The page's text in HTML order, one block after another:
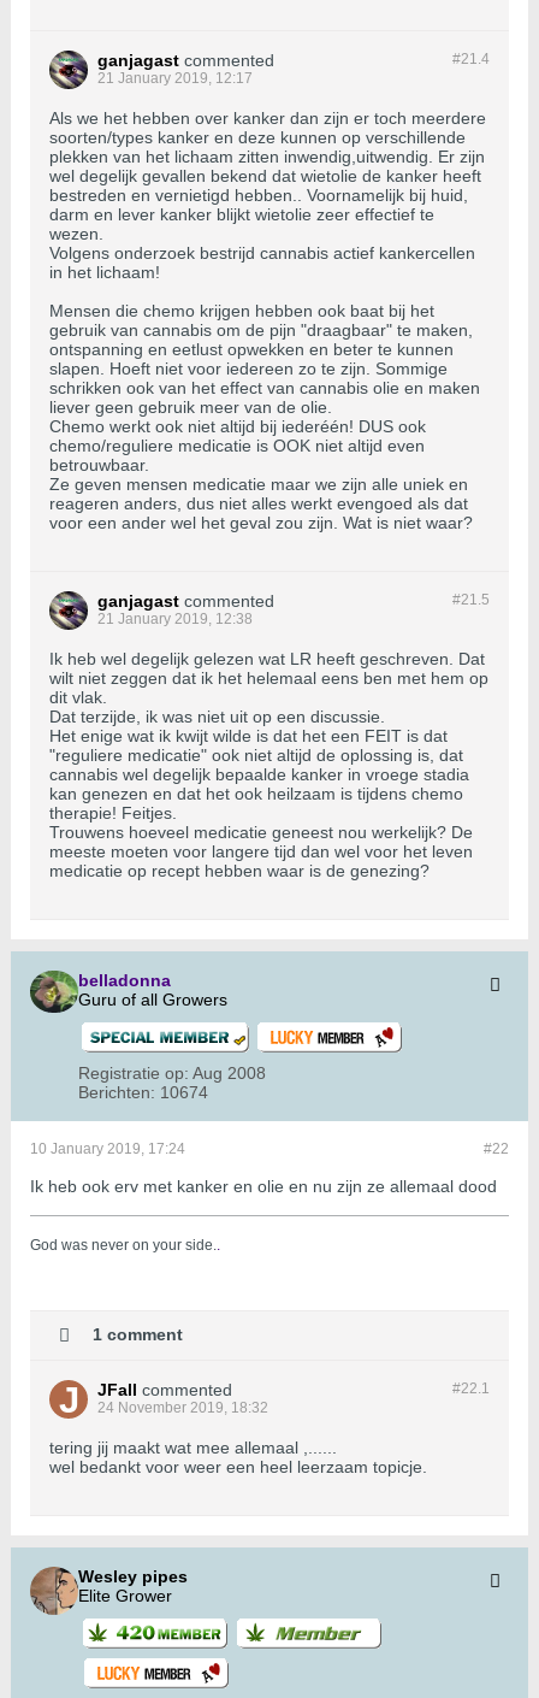
#21.4
ganjagast commented
21 January 2019, 12:17
Als we het hebben over kanker dan zijn er toch meerdere
soorten/types kanker en deze kunnen op verschillende
plekken van het lichaam zitten inwendig,uitwendig. Er zijn
wel degelijk gevallen bekend dat wietolie de kanker heeft
bestreden en vernietigd hebben.. Voornamelijk bij huid,
darm en lever kanker blijkt wietolie zeer effectief te
wezen.
Volgens onderzoek bestrijd cannabis actief kankercellen
in het lichaam!
Mensen die chemo krijgen hebben ook baat bij het
gebruik van cannabis om de pijn "draagbaar" te maken,
ontspanning en eetlust opwekken en beter te kunnen
slapen. Hoeft niet voor iedereen zo te zijn. Sommige
schrikken ook van het effect van cannabis olie en maken
liever geen gebruik meer van de olie.
Chemo werkt ook niet altijd bij iederéén! DUS ook
chemo/reguliere medicatie is OOK niet altijd even
betrouwbaar.
Ze geven mensen medicatie maar we zijn alle uniek en
reageren anders, dus niet alles werkt evengoed als dat
voor een ander wel het geval zou zijn. Wat is niet waar?
#21.5
ganjagast commented
21 January 2019, 12:38
Ik heb wel degelijk gelezen wat LR heeft geschreven. Dat
wilt niet zeggen dat ik het helemaal eens ben met hem op
dit vlak.
Dat terzijde, ik was niet uit op een discussie.
Het enige wat ik kwijt wilde is dat het een FEIT is dat
"reguliere medicatie" ook niet altijd de oplossing is, dat
cannabis wel degelijk bepaalde kanker in vroege stadia
kan genezen en dat het ook heilzaam is tijdens chemo
therapie! Feitjes.
Trouwens hoeveel medicatie geneest nou werkelijk? De
meeste moeten voor langere tijd dan wel voor het leven
medicatie op recept hebben waar is de genezing?
belladonna
Guru of all Growers
Registratie op: Aug 2008
Berichten: 10674
#22
10 January 2019, 17:24
Ik heb ook erv met kanker en olie en nu zijn ze allemaal dood
God was never on your side..
1 comment
#22.1
JFall commented
24 November 2019, 18:32
tering jij maakt wat mee allemaal ,......
wel bedankt voor weer een heel leerzaam topicje.
Wesley pipes
Elite Grower